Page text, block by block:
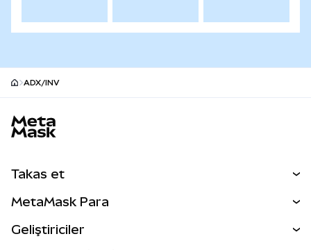
ADX/INV
Takas et
Perps
MetaMask Para
Geliştiriciler